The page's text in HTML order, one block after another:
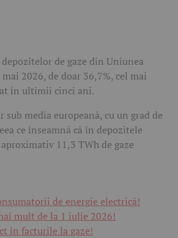
de gaze din Uniunea
2026, de doar 36,7%, cel mai
în ultimii cinci ani.
sub media europeană, cu un grad de
ce înseamnă că în depozitele
11,3 TWh de gaze
de energie electrică!
mult de la 1 iulie 2026!
în facturile la gaze!